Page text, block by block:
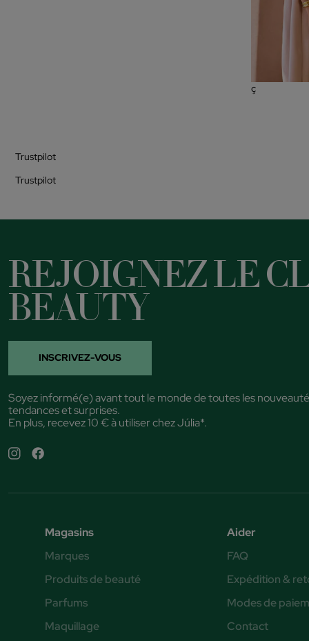
ç
Trustpilot
Trustpilot
REJOIGNEZ LE
BEAUTY
INSCRIVEZ-VOUS
Soyez informé(e) avant tout le monde de toutes les
tendances et surprises.
En plus, recevez 10 € à utiliser chez Júlia*.
Magasins
Marques
Produits de beauté
Parfums
Maquillage
Aider
FAQ
Expédition &
Modes de
Contact